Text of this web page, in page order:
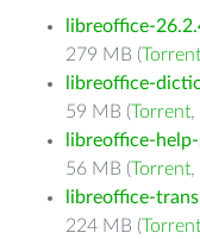
libreoffice-
279 MB (Torrent
libreoffice-
59 MB (Torrent,
libreoffice-
56 MB (Torrent,
libreoffice-
224 MB (Torrent